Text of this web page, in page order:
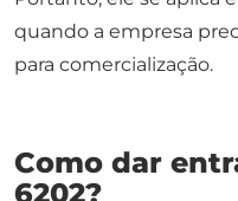
quando a empresa
para comercialização.
Como dar
6202?